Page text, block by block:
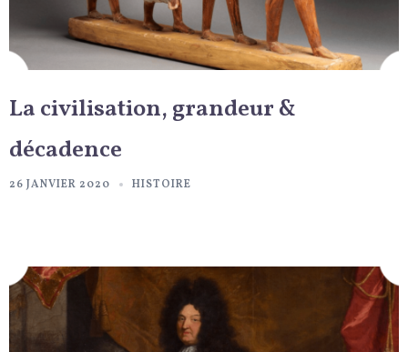
La civilisation, grandeur &
décadence
26 JANVIER 2020 HISTOIRE